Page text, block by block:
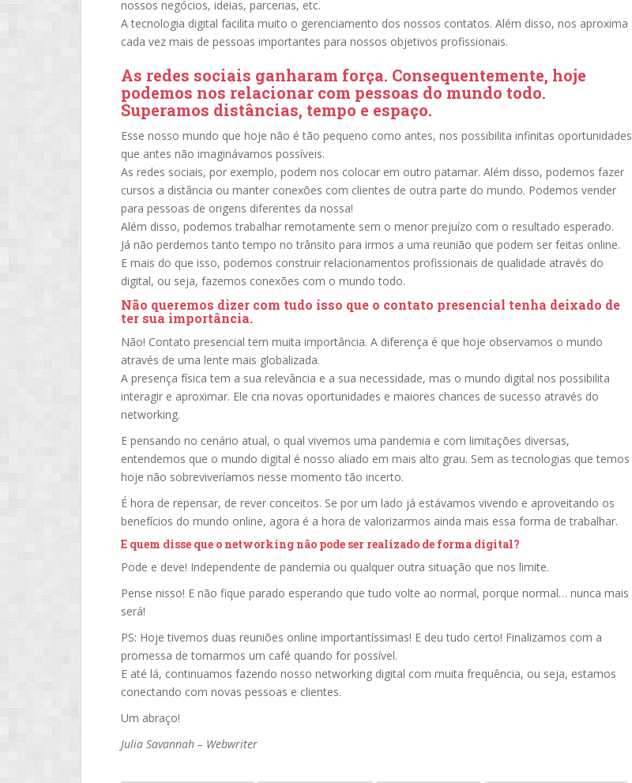
nossos negócios, ideias, parcerias, etc.
A tecnologia digital facilita muito o gerenciamento dos nossos contatos. Além disso, nos aproxima
cada vez mais de pessoas importantes para nossos objetivos profissionais.
As redes sociais ganharam força. Consequentemente, hoje
podemos nos relacionar com pessoas do mundo todo.
Superamos distâncias, tempo e espaço.
Esse nosso mundo que hoje não é tão pequeno como antes, nos possibilita infinitas oportunidades
que antes não imaginávamos possíveis.
As redes sociais, por exemplo, podem nos colocar em outro patamar. Além disso, podemos fazer
cursos a distância ou manter conexões com clientes de outra parte do mundo. Podemos vender
para pessoas de origens diferentes da nossa!
Além disso, podemos trabalhar remotamente sem o menor prejuízo com o resultado esperado.
Já não perdemos tanto tempo no trânsito para irmos a uma reunião que podem ser feitas online.
E mais do que isso, podemos construir relacionamentos profissionais de qualidade através do
digital, ou seja, fazemos conexões com o mundo todo.
Não queremos dizer com tudo isso que o contato presencial tenha deixado de
ter sua importância.
Não! Contato presencial tem muita importância. A diferença é que hoje observamos o mundo
através de uma lente mais globalizada.
A presença física tem a sua relevância e a sua necessidade, mas o mundo digital nos possibilita
interagir e aproximar. Ele cria novas oportunidades e maiores chances de sucesso através do
networking.
E pensando no cenário atual, o qual vivemos uma pandemia e com limitações diversas,
entendemos que o mundo digital é nosso aliado em mais alto grau. Sem as tecnologias que temos
hoje não sobreviveríamos nesse momento tão incerto.
É hora de repensar, de rever conceitos. Se por um lado já estávamos vivendo e aproveitando os
benefícios do mundo online, agora é a hora de valorizarmos ainda mais essa forma de trabalhar.
E quem disse que o networking não pode ser realizado de forma digital?
Pode e deve! Independente de pandemia ou qualquer outra situação que nos limite.
Pense nisso! E não fique parado esperando que tudo volte ao normal, porque normal… nunca mais
será!
PS: Hoje tivemos duas reuniões online importantíssimas! E deu tudo certo! Finalizamos com a
promessa de tomarmos um café quando for possível.
E até lá, continuamos fazendo nosso networking digital com muita frequência, ou seja, estamos
conectando com novas pessoas e clientes.
Um abraço!
Julia Savannah – Webwriter